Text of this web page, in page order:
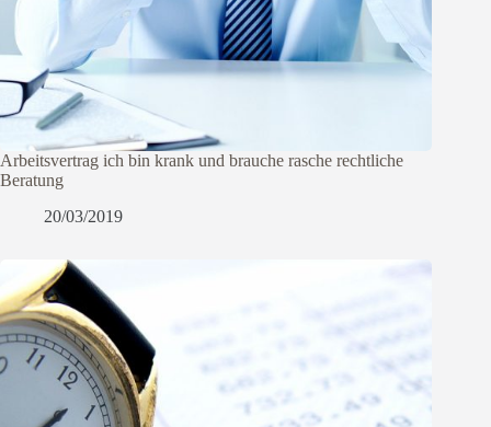
Arbeitsvertrag ich bin krank und brauche rasche rechtliche
Beratung
20/03/2019